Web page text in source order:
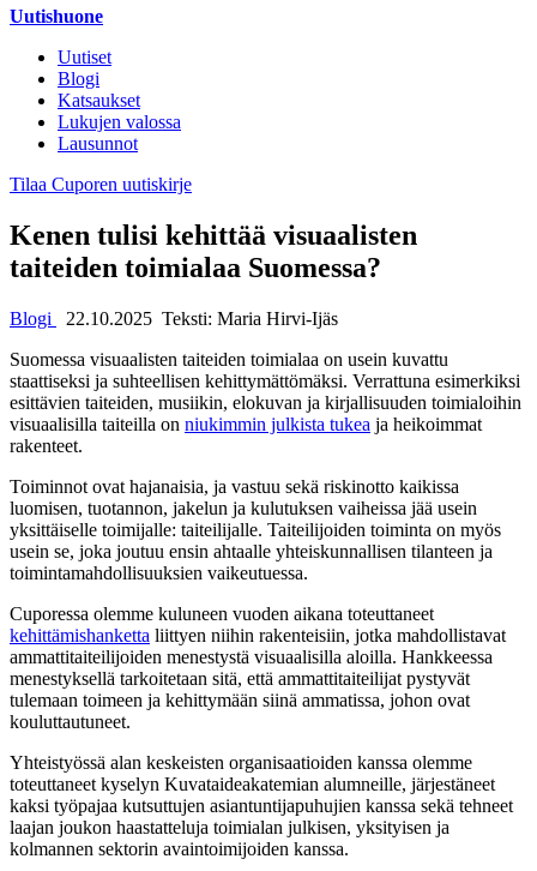
Uutishuone
Uutiset
Blogi
Katsaukset
Lukujen valossa
Lausunnot
Tilaa Cuporen uutiskirje
Kenen tulisi kehittää visuaalisten
taiteiden toimialaa Suomessa?
Blogi
22.10.2025 Teksti: Maria Hirvi-Ijäs
Suomessa visuaalisten taiteiden toimialaa on usein kuvattu
staattiseksi ja suhteellisen kehittymättömäksi. Verrattuna esimerkiksi
esittävien taiteiden, musiikin, elokuvan ja kirjallisuuden toimialoihin
visuaalisilla taiteilla on niukimmin julkista tukea ja heikoimmat
rakenteet.
Toiminnot ovat hajanaisia, ja vastuu sekä riskinotto kaikissa
luomisen, tuotannon, jakelun ja kulutuksen vaiheissa jää usein
yksittäiselle toimijalle: taiteilijalle. Taiteilijoiden toiminta on myös
usein se, joka joutuu ensin ahtaalle yhteiskunnallisen tilanteen ja
toimintamahdollisuuksien vaikeutuessa.
Cuporessa olemme kuluneen vuoden aikana toteuttaneet
kehittämishanketta liittyen niihin rakenteisiin, jotka mahdollistavat
ammattitaiteilijoiden menestystä visuaalisilla aloilla. Hankkeessa
menestyksellä tarkoitetaan sitä, että ammattitaiteilijat pystyvät
tulemaan toimeen ja kehittymään siinä ammatissa, johon ovat
kouluttautuneet.
Yhteistyössä alan keskeisten organisaatioiden kanssa olemme
toteuttaneet kyselyn Kuvataideakatemian alumneille, järjestäneet
kaksi työpajaa kutsuttujen asiantuntijapuhujien kanssa sekä tehneet
laajan joukon haastatteluja toimialan julkisen, yksityisen ja
kolmannen sektorin avaintoimijoiden kanssa.